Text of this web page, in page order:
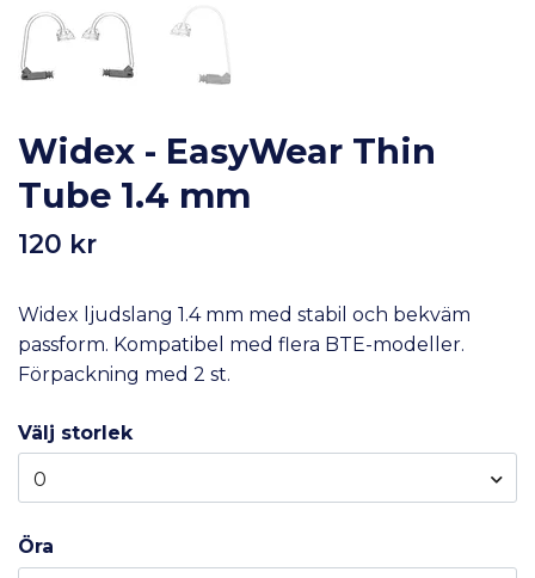
Widex - EasyWear Thin
Tube 1.4 mm
120 kr
Widex ljudslang 1.4 mm med stabil och bekväm
passform. Kompatibel med flera BTE-modeller.
Förpackning med 2 st.
Välj storlek
0
Öra